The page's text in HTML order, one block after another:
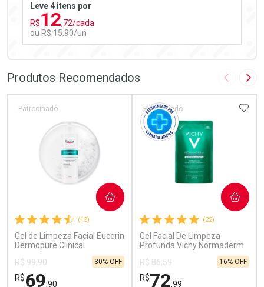
Leve 4 itens por
R$12,72/cada
ou R$ 15,90/un
Laboratório
Ativar Desconto
Comprar sem Desconto
Por Menos
Comprar sem Desconto
Produtos Recomendados Imagem
(13)
Gel de Limpeza Facial Eucerin
Dermopure Clinical
Patrocinado
R$ 99,90
R$69,90
30% OFF
COMPRAR
(22)
Gel Facial De Limpeza
Profunda Vichy Normaderm
Phythosolution Refil 240g
Patrocinado
R$ 86,59
R$72,99
16% OFF
COMPRAR